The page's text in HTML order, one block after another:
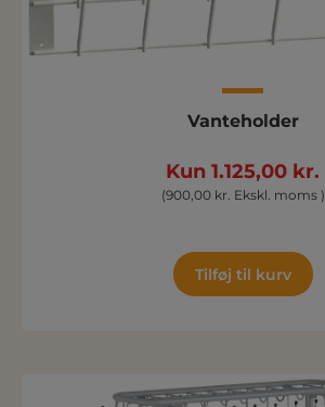
Vanteholder
Kun 1.125,00 kr.
(900,00 kr. Ekskl. moms )
Tilføj til kurv